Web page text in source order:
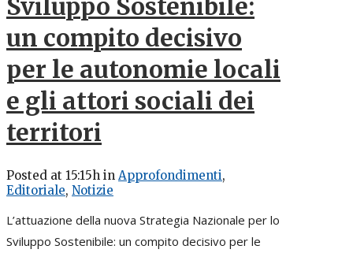
Sviluppo Sostenibile:
un compito decisivo
per le autonomie locali
e gli attori sociali dei
territori
Posted at 15:15h in Approfondimenti,
Editoriale, Notizie
L’attuazione della nuova Strategia Nazionale per lo
Sviluppo Sostenibile: un compito decisivo per le